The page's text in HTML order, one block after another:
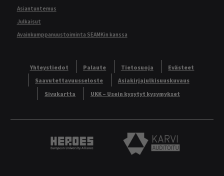
Asiantuntemus
Julkaisut
Avainkumppanuustoiminta SEAMKin kanssa
Yhteystiedot Palaute Tietosuoja
Evästeet
Saavutettavuusseloste
Asiakirjajulkisuuskuvaus
Sivukartta
UKK – Usein kysytyt kysymykset
Heroes European University Alliance logo
Karvi Auditoitu logo